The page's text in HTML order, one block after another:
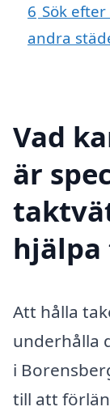
6 Sök
andra
Vad
är
hjälpa
Att hålla
underhålla
i
till att